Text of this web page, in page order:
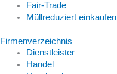
Fair-Trade
Müllreduziert einkaufen
Firmenverzeichnis
Dienstleister
Handel